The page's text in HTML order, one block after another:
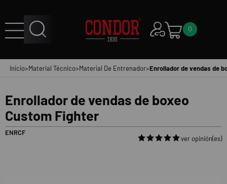
0
Inicio>Material Técnico>Material De Entrenador>Enrollador de vendas de
Enrollador de vendas de boxeo
Custom Fighter
ENRCF
ver opinión(es)